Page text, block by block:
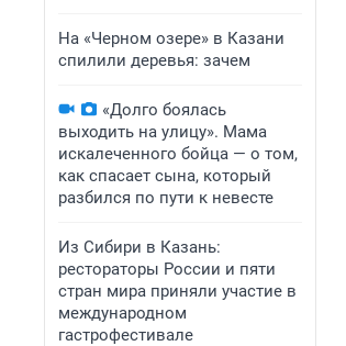
На «Черном озере» в Казани
спилили деревья: зачем
«Долго боялась
выходить на улицу». Мама
искалеченного бойца — о том,
как спасает сына, который
разбился по пути к невесте
Из Сибири в Казань:
рестораторы России и пяти
стран мира приняли участие в
международном
гастрофестивале